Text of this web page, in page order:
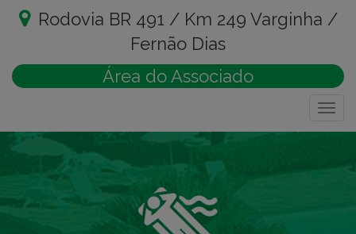
Rodovia BR 491 / Km 249 Varginha /
Fernão Dias
Área do Associado